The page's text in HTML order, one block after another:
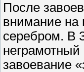
После
внимание на
серебром. В
завоевание